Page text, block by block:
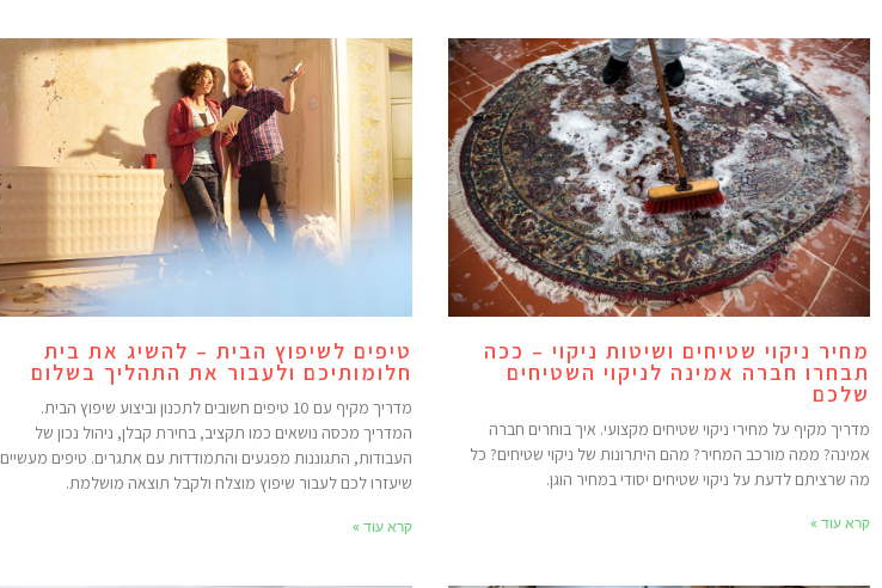
מחיר ניקוי שטיחים ושיטות ניקוי – ככה
תבחרו חברה אמינה לניקוי השטיחים
שלכם
מדריך מקיף על מחירי ניקוי שטיחים מקצועי. איך בוחרים חברה
אמינה? ממה מורכב המחיר? מהם היתרונות של ניקוי שטיחים? כל
מה שרציתם לדעת על ניקוי שטיחים יסודי במחיר הוגן.
קרא עוד »
טיפים לשיפוץ הבית – להשיג את בית
חלומותיכם ולעבור את התהליך בשלום
מדריך מקיף עם 10 טיפים חשובים לתכנון וביצוע שיפוץ הבית.
המדריך מכסה נושאים כמו תקציב, בחירת קבלן, ניהול נכון של
העבודות, התגוננות מפגעים והתמודדות עם אתגרים. טיפים מעשיים
שיעזרו לכם לעבור שיפוץ מוצלח ולקבל תוצאה מושלמת.
קרא עוד »